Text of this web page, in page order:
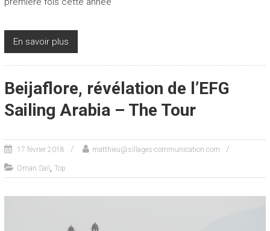
En savoir plus
Beijaflore, révélation de l’EFG
Sailing Arabia – The Tour
17 février 2018 matthieu@sillages-communication.com
Oman Sail , Top